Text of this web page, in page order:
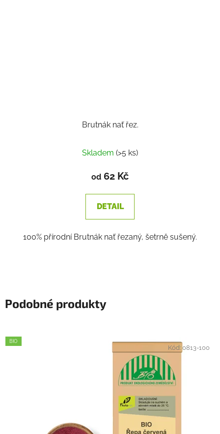
Brutnák nať řez.
Skladem (>5 ks)
od 62 Kč
DETAIL
100% přírodní Brutnák nať řezaný, šetrně sušený.
Podobné produkty
BIO
Kód:0813-100